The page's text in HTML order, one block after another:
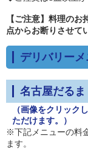
【ご注意】料理の
点からお断りさせて
デリバリー
名古屋だるま
（画像をクリック
ただけます。）
※下記メニューの料
ます。